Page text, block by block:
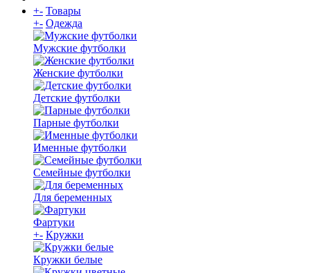
+- Товары
+- Одежда
Мужские футболки
Женские футболки
Детские футболки
Парные футболки
Именные футболки
Семейные футболки
Для беременных
Фартуки
+- Кружки
Кружки белые